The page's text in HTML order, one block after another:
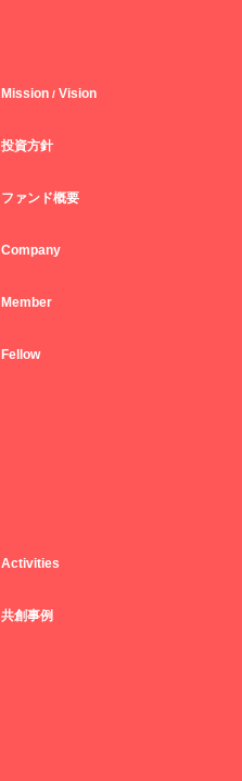
Mission / Vision
投資方針
ファンド概要
Company
Member
Fellow
Activities
共創事例